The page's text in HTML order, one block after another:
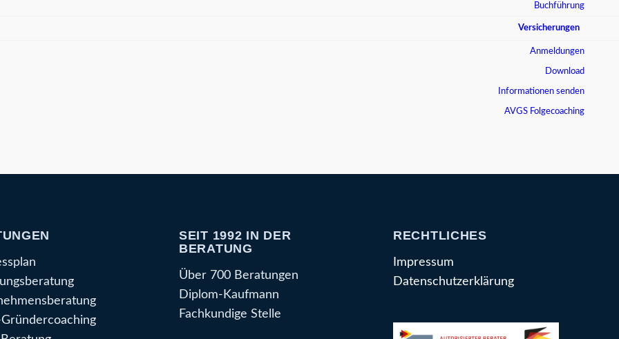
Buchführung
Versicherungen
Anmeldungen
Download
Informationen senden
AVGS Folgecoaching
Gründercoaching
SEIT 1992 IN DER
BERATUNG
Über 700 Beratungen
Diplom-Kaufmann
Fachkundige Stelle
RECHTLICHES
Impressum
Datenschutzerklärung